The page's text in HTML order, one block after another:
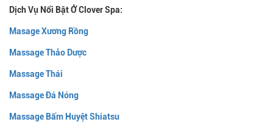
Dịch Vụ Nổi Bật Ở Clover Spa:
Masage Xương Rồng
Massage Thảo Dược
Massage Thái
Massage Đá Nóng
Massage Bấm Huyệt Shiatsu